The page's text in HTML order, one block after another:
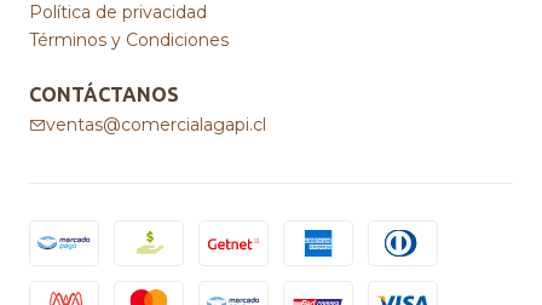
Política de privacidad
Términos y Condiciones
CONTÁCTANOS
ventas@comercialagapi.cl